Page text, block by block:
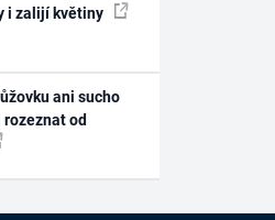
i zalijí květiny
ani sucho
od